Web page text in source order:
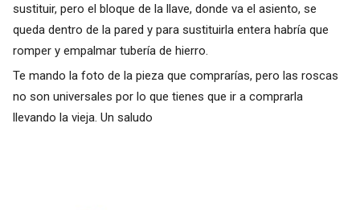
sustituir, pero el bloque de la llave, donde va el asiento, se
queda dentro de la pared y para sustituirla entera habría que
romper y empalmar tubería de hierro.
Te mando la foto de la pieza que comprarías, pero las roscas
no son universales por lo que tienes que ir a comprarla
llevando la vieja. Un saludo